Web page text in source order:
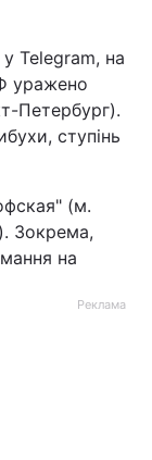
Telegram, на
уражено
Петербург).
ступінь
(м.
Зокрема,
на
Реклама